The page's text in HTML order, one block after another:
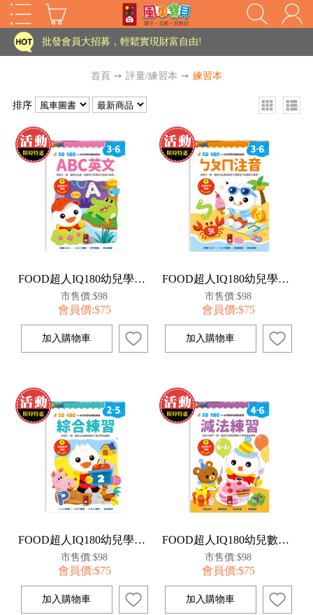
HOT
家長樂了!「風車書版集團暨FOOD超人企業總部」目前正興建中!
批發會員大招募，輕鬆實現財富自由!
老師您好!!幼教會員火熱招募中~
海外購物免煩惱！點我查看『海外購物流程說明』
批發會員大招募，輕鬆實現財富自由!
老師您好!!幼教會員火熱招募中~
首頁 ➙ 評量/練習本 ➙ 練習本
排序
FOOD超人IQ180幼兒學習訓練遊戲書-ABC英文
市售價:$98
會員價:$75
FOOD超人IQ180幼兒學習訓練遊戲書-ㄅㄆㄇ注音
市售價:$98
會員價:$75
FOOD超人IQ180幼兒學習訓練遊戲書-綜合練習
市售價:$98
會員價:$75
FOOD超人IQ180幼兒數學訓練遊戲書-減法練習
市售價:$98
會員價:$75